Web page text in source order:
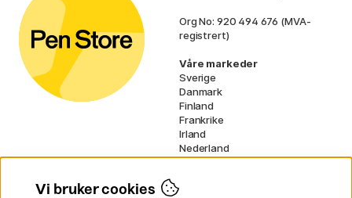
Org No: 920 494 676 (MVA-
registrert)
Våre markeder
Sverige
Danmark
Finland
Frankrike
Irland
Nederland
Tyskland
Vi bruker cookies